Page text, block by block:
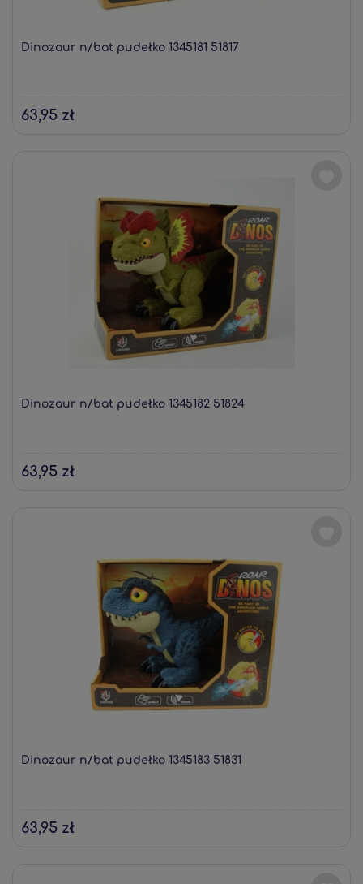
Dinozaur n/bat pudełko 1345181 51817
63,95 zł
Dinozaur n/bat pudełko 1345182 51824
63,95 zł
Dinozaur n/bat pudełko 1345183 51831
63,95 zł